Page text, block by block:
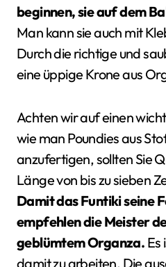
beginnen, sie auf dem
Man kann sie auch mit
Durch die richtige und
eine üppige Krone aus
Achten wir auf einen
wie man Poundies aus
anzufertigen, sollten Sie
Länge von bis zu sieben
Damit das Funtiki seine
empfehlen die Meister
geblümtem Organza. Es
damit zu arbeiten. Die